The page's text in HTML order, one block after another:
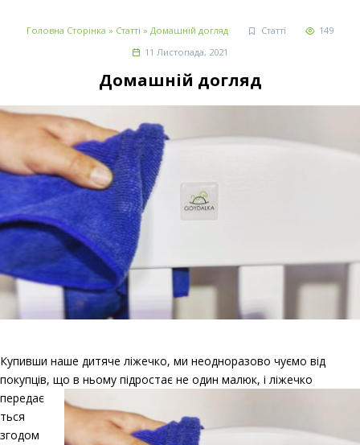
Головна Сторінка » Статті »Домашній догляд Статті
149
11 Листопада, 2021
Домашній догляд
Купивши наше дитяче ліжечко, ми неодноразово чуємо від
покупців, що в ньому підростає не один малюк, і ліжечко
передає
ться
згодом